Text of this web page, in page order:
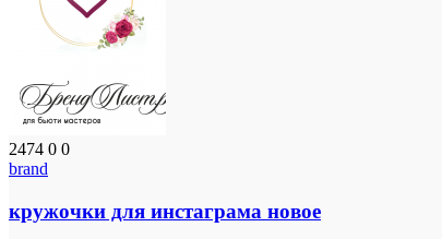
2474 0 0
brand
кружочки для инстаграма новое